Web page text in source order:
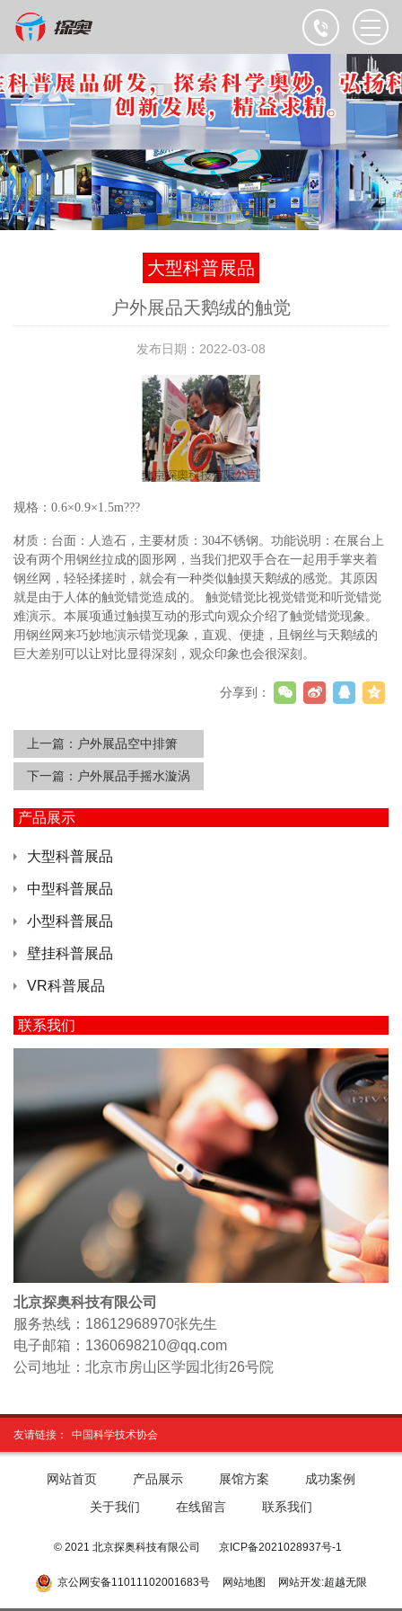
产品展示
大型科普展品
中型科普展品
小型科普展品
壁挂科普展品
VR科普展品
联系我们
北京探奥科技有限公司
服务热线：18612968970张先生
电子邮箱：1360698210@qq.com
公司地址：北京市房山区学园北街26号院
大型科普展品
户外展品天鹅绒的触觉
发布日期：2022-03-08
规格： 0.6×0.9×1.5m???
材质：台面：人造石，主要材质：304不锈钢。功能说明：在展台上
设有两个用钢丝拉成的圆形网，当我们把双手合在一起用手掌夹着
钢丝网，轻轻揉搓时，就会有一种类似触摸天鹅绒的感觉。其原因
就是由于人体的触觉错觉造成的。 触觉错觉比视觉错觉和听觉错觉
难演示。本展项通过触摸互动的形式向观众介绍了触觉错觉现象。
用钢丝网来巧妙地演示错觉现象，直观、便捷，且钢丝与天鹅绒的
巨大差别可以让对比显得深刻，观众印象也会很深刻。
分享到：
上一篇： 户外展品空中排箫
下一篇： 户外展品手摇水漩涡
友请链接： 中国科学技术协会
网站首页 产品展示 展馆方案
成功案例
关于我们
在线留言 联系我们
© 2021 北京探奥科技有限公司 京ICP备2021028937号-1
京公网安备11011102001683号 网站地图 网站开发:超越无限